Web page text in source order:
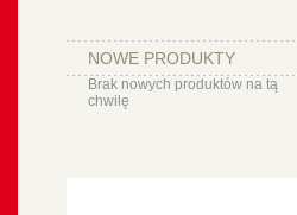
NOWE PRODUKTY
Brak nowych produktów na tą
chwilę